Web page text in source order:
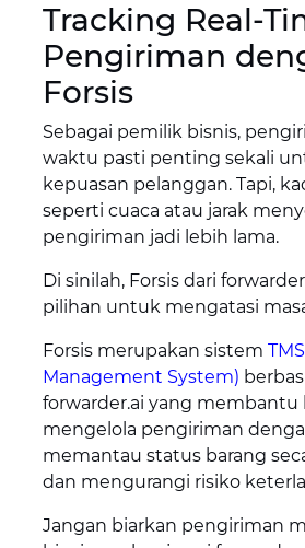
Tracking Real-
Pengiriman
Forsis
Sebagai pemilik bisnis,
waktu pasti penting sekali
kepuasan pelanggan. Tapi,
seperti cuaca atau jarak
pengiriman jadi lebih lama.
Di sinilah, Forsis dari
pilihan untuk mengatasi
Forsis merupakan sistem
Management System)
forwarder.ai yang membantu
mengelola pengiriman
memantau status barang
dan mengurangi risiko
Jangan biarkan pengiriman